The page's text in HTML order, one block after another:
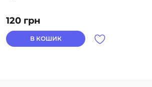
120 грн
В КОШИК